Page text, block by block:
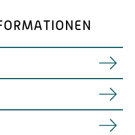
von 4
Masterstudiengang
70% der Inhalte
im